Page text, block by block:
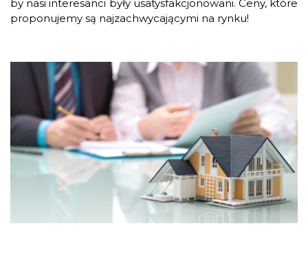
by nasi interesanci były usatysfakcjonowani. Ceny, które
proponujemy są najzachwycającymi na rynku!